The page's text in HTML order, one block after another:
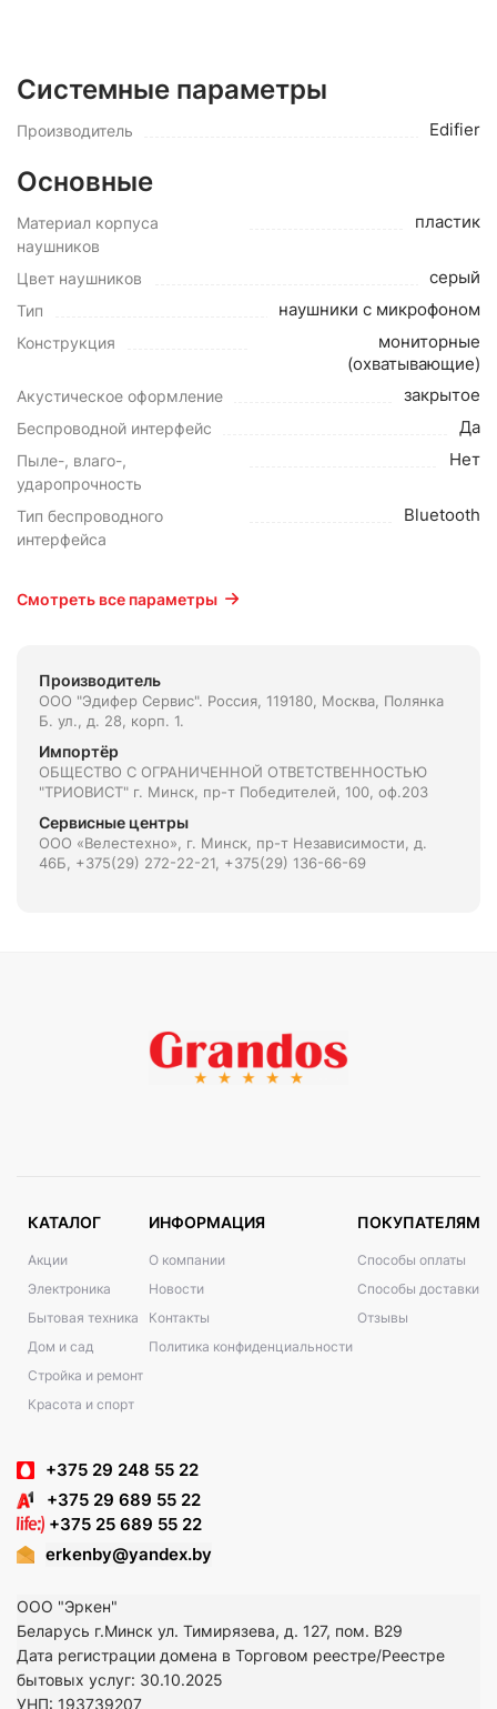
Системные параметры
Производитель Edifier
Основные
Материал корпуса
наушников
пластик
Цвет наушников серый
Тип наушники с микрофоном
Конструкция
мониторные
(охватывающие)
Акустическое оформление закрытое
Беспроводной интерфейс Да
Пыле-, влаго-,
ударопрочность
Нет
Тип беспроводного
интерфейса
Bluetooth
Смотреть все параметры
Производитель
ООО "Эдифер Сервис". Россия, 119180, Москва, Полянка
Б. ул., д. 28, корп. 1.
Импортёр
ОБЩЕСТВО С ОГРАНИЧЕННОЙ ОТВЕТСТВЕННОСТЬЮ
"ТРИОВИСТ" г. Минск, пр-т Победителей, 100, оф.203
Сервисные центры
ООО «Велестехно», г. Минск, пр-т Независимости, д.
46Б, +375(29) 272-22-21, +375(29) 136-66-69
КАТАЛОГ
Акции
Электроника
Бытовая техника
Дом и сад
Стройка и ремонт
Красота и спорт
ИНФОРМАЦИЯ
О компании
Новости
Контакты
Политика конфиденциальности
ПОКУПАТЕЛЯМ
Способы оплаты
Способы доставки
Отзывы
+375 29 248 55 22
+375 29 689 55 22
+375 25 689 55 22
erkenby@yandex.by
ООО "Эркен"
Беларусь г.Минск ул. Тимирязева, д. 127, пом. В29
Дата регистрации домена в Торговом реестре/Реестре
бытовых услуг: 30.10.2025
УНП: 193739207